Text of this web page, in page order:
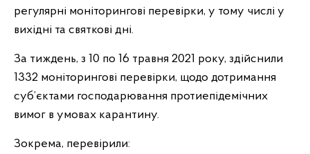
регулярні моніторингові перевірки, у тому числі у
вихідні та святкові дні.
За тиждень, з 10 по 16 травня 2021 року, здійснили
1332 моніторингові перевірки, щодо дотримання
суб’єктами господарювання протиепідемічних
вимог в умовах карантину.
Зокрема, перевірили: